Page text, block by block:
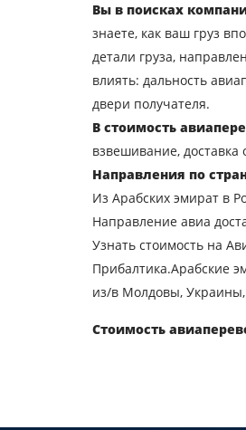
Вы в поисках
знаете, как ваш груз
детали груза,
влиять: дальность
двери получателя.
В стоимость
взвешивание,
Направления по
Из Арабских эмират в
Направление авиа
Узнать стоимость на
Прибалтика.Арабские
из/в Молдовы,
Стоимость
Узнать
Страна загрузки
Город выгрузки
Контактное лицо